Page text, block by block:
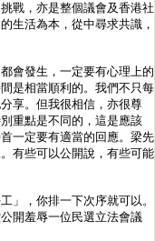
戰，亦是整個議會及香港社
生活為本，從中尋求共識，
會發生，一定要有心理上的
是相當順利的。我們不只每
享。但我很相信，亦很尊
重點是不同的，這是應該
一定要有適當的回應。梁先
有些可以公開說，有些可能
」，你排一下次序就可以。
開羞辱一位民選立法會議